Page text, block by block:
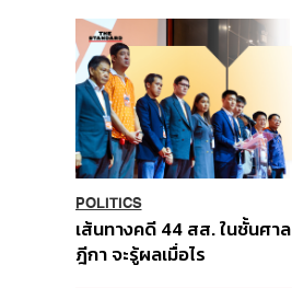
POLITICS
เส้นทางคดี 44 สส. ในชั้นศาล
ฎีกา จะรู้ผลเมื่อไร